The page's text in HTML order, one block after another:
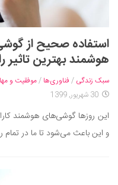
استفاده صحیح از
هوشمند بهترین تاثیر
سبک زندگی / فناوری‌ها /موفقیت و
30 شهریور, 1399
این روزها گوشی‌های هوشمند
و این باعث می‌شود تا ما در تمام